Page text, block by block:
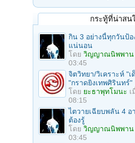
กระทู้ที่น่าสน
กิน 3 อย่างนี้ทุกวันป้
แน่นอน
โดย วิญญาณนิพพาน
03:45
จิตวิทยา/วิเคราะห์ "เ
"กราดยิงเทพศิรินทร์"
โดย ยะธาพุทโมนะ
08:15
ไตวายเฉียบพลัน 4
ต้องรู้
โดย วิญญาณนิพพาน
03:45